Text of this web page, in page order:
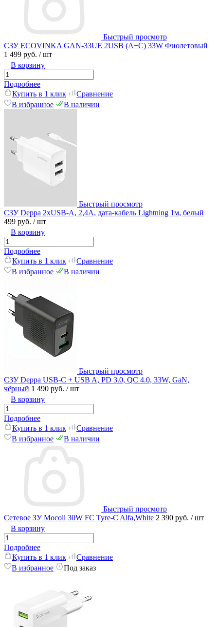
Быстрый просмотр
СЗУ ECOVINKA GAN-33UE 2USB (A+C) 33W Фиолетовый
1 499 руб. / шт
В корзину
Подробнее
Купить в 1 клик
Сравнение
В избранное
В наличии
Быстрый просмотр
СЗУ Deppa 2xUSB-А, 2,4А, дата-кабель Lightning 1м, белый
499 руб. / шт
В корзину
Подробнее
Купить в 1 клик
Сравнение
В избранное
В наличии
Быстрый просмотр
СЗУ Deppa USB-C + USB A, PD 3.0, QC 4.0, 33W, GaN,
чёрный 1 490 руб. / шт
В корзину
Подробнее
Купить в 1 клик
Сравнение
В избранное
В наличии
Быстрый просмотр
Сетевое ЗУ Mocoll 30W FC Tyre-C Alfa,White 2 390 руб. / шт
В корзину
Подробнее
Купить в 1 клик
Сравнение
В избранное
Под заказ